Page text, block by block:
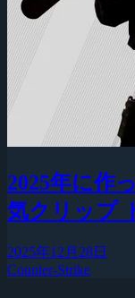
2025年に作
気クリップ
2025年12月28日
Counter-Strike